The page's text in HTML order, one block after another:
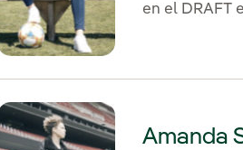
en el DRAFT
Amanda